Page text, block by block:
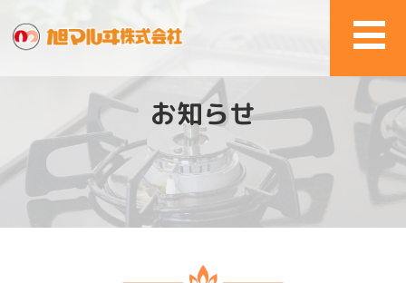
お知らせ